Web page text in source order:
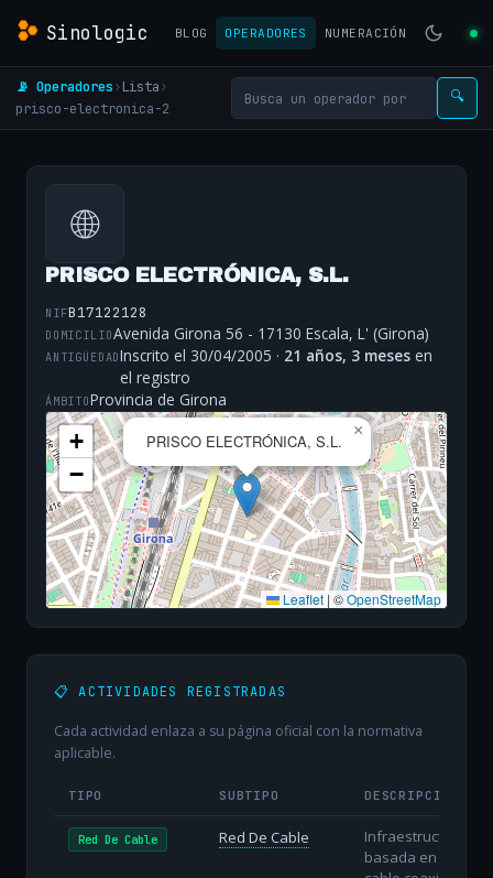
Sinologic BLOG OPERADORES NUMERACIÓN
📡 Operadores› Lista›
prisco-electronica-2
🔍
🌐
PRISCO ELECTRÓNICA, S.L.
NIFB17122128
DOMICILIOAvenida Girona 56 - 17130 Escala, L' (Girona)
ANTIGÜEDADInscrito el 30/04/2005 · 21 años, 3 meses en
el registro
ÁMBITOProvincia de Girona
PRISCO ELECTRÓNICA, S.L.
×
+
−
Leaflet | ©OpenStreetMap
📋 ACTIVIDADES REGISTRADAS
Cada actividad enlaza a su página oficial con la normativa
aplicable.
TIPO SUBTIPO DESCRIPCIÓN
Red De Cable Red De Cable
Infraestructura
basada en